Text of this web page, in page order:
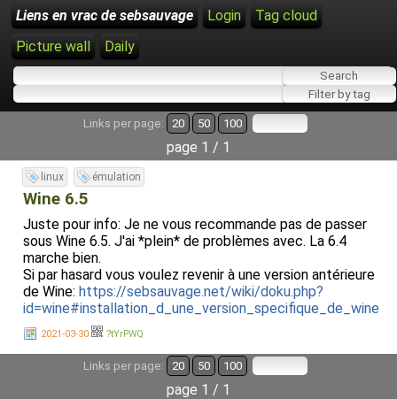
Liens en vrac de sebsauvage Login
Tag cloud
Picture wall
Daily
Links per page: 20 50 100
page 1 / 1
linux émulation
Wine 6.5
Juste pour info: Je ne vous recommande pas de passer
sous Wine 6.5. J'ai *plein* de problèmes avec. La 6.4
marche bien.
Si par hasard vous voulez revenir à une version antérieure
de Wine: https://sebsauvage.net/wiki/doku.php?
id=wine#installation_d_une_version_specifique_de_wine
2021-03-30 ?tYrPWQ
Links per page: 20 50 100
page 1 / 1